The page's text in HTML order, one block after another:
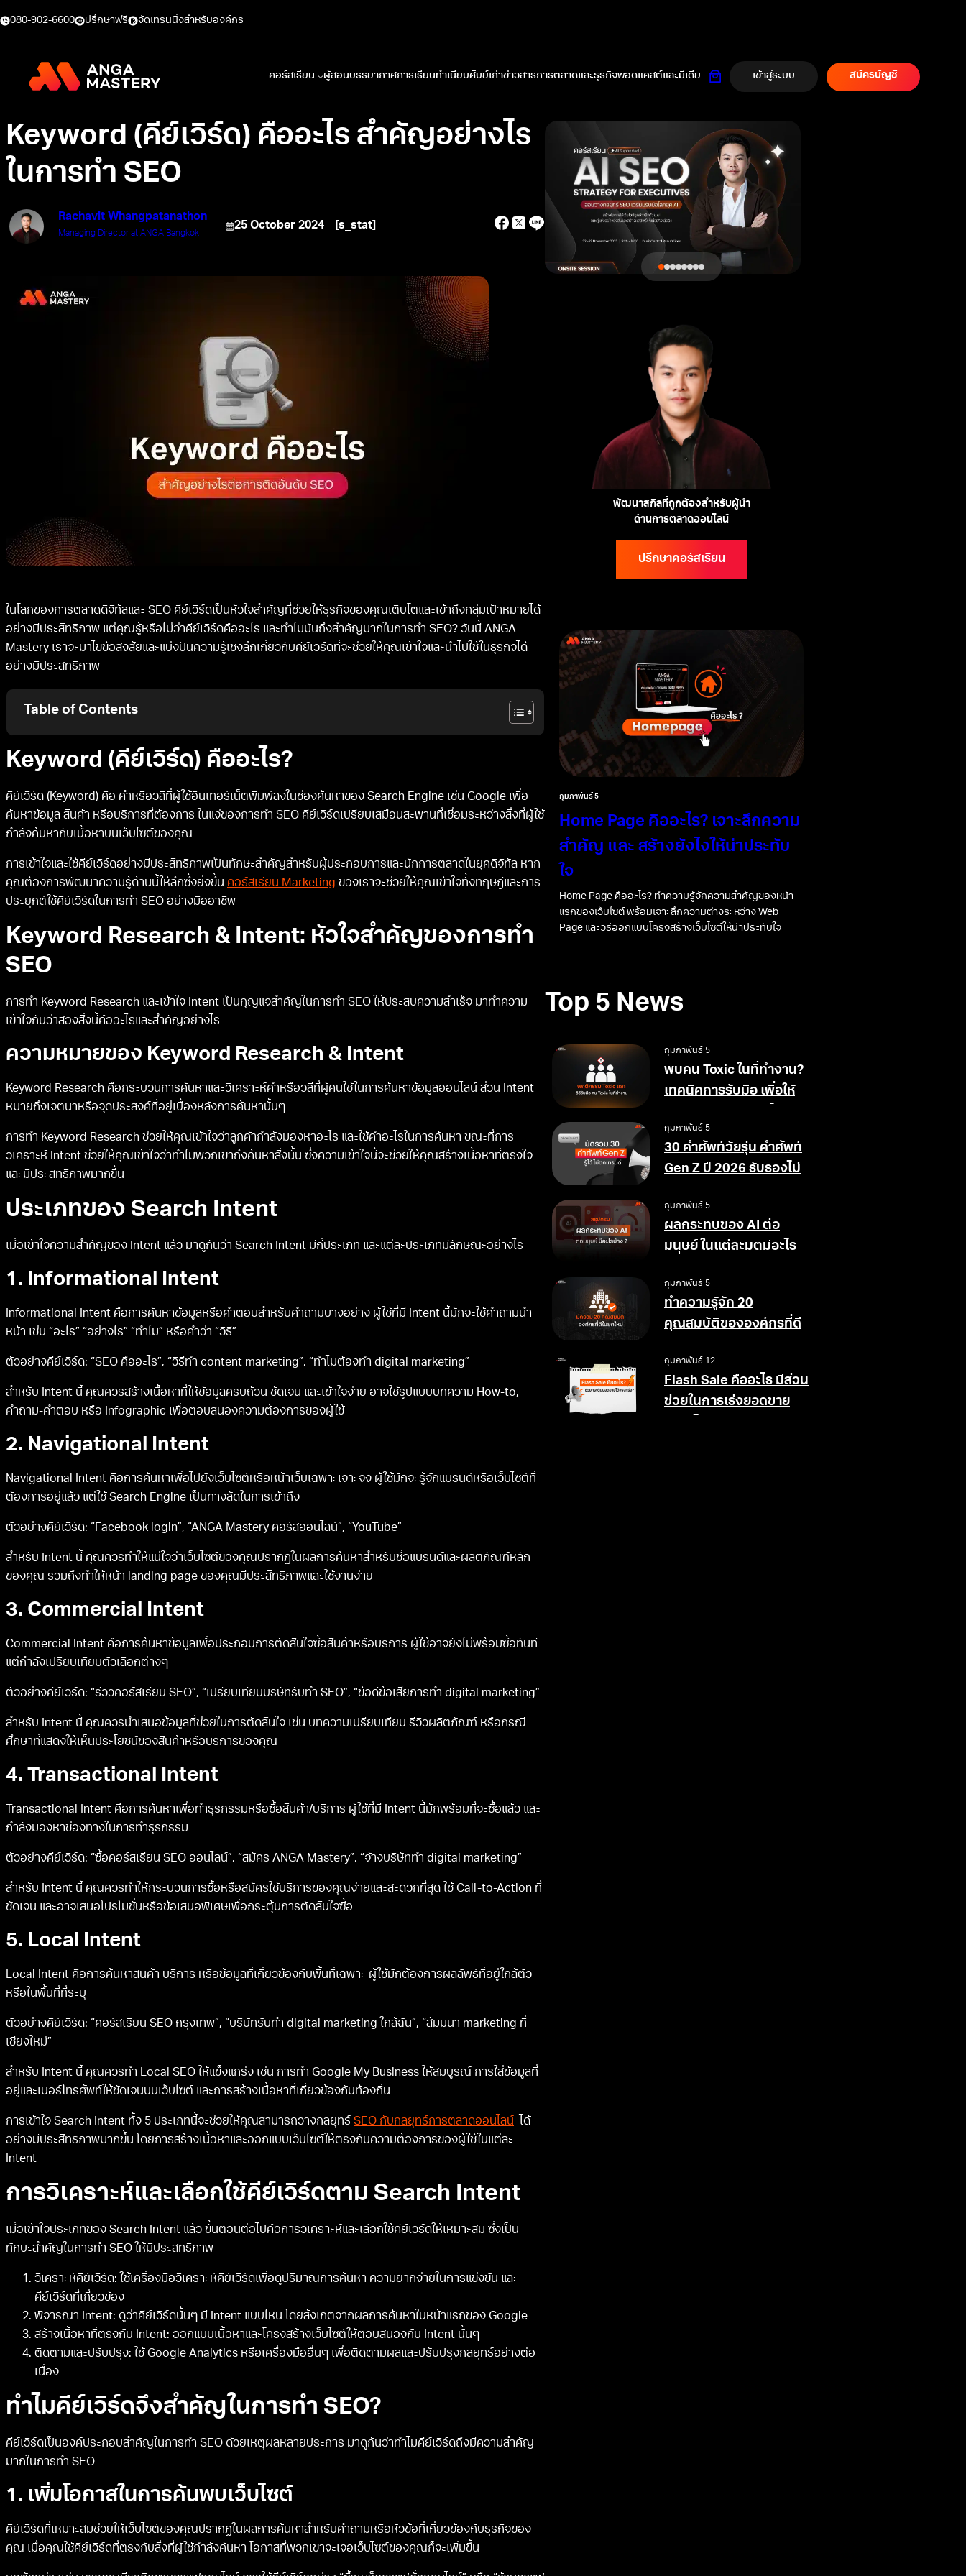
080-902-6600 ปรึกษาฟรี จัดเทรนนิ่งสำหรับองค์กร
คอร์สเรียน ผู้สอนบรรยากาศการเรียนทำเนียบศิษย์เก่าข่าวสารการตลาดและธุรกิจพอดแคสต์และมีเดีย เข้าสู่ระบบ สมัครบัญชี
Keyword (คีย์เวิร์ด) คืออะไร สำคัญอย่างไร
ในการทำ SEO
Rachavit Whangpatanathon
Managing Director at ANGA Bangkok
25 October 2024 [s_stat]
ในโลกของการตลาดดิจิทัลและ SEO คีย์เวิร์ดเป็นหัวใจสำคัญที่ช่วยให้ธุรกิจของคุณเติบโตและเข้าถึงกลุ่มเป้าหมายได้
อย่างมีประสิทธิภาพ แต่คุณรู้หรือไม่ว่าคีย์เวิร์ดคืออะไร และทำไมมันถึงสำคัญมากในการทำ SEO? วันนี้ ANGA
Mastery เราจะมาไขข้อสงสัยและแบ่งปันความรู้เชิงลึกเกี่ยวกับคีย์เวิร์ดที่จะช่วยให้คุณเข้าใจและนำไปใช้ในธุรกิจได้
อย่างมีประสิทธิภาพ
Table of Contents
Keyword (คีย์เวิร์ด) คืออะไร?
คีย์เวิร์ด (Keyword) คือ คำหรือวลีที่ผู้ใช้อินเทอร์เน็ตพิมพ์ลงในช่องค้นหาของ Search Engine เช่น Google เพื่อ
ค้นหาข้อมูล สินค้า หรือบริการที่ต้องการ ในแง่ของการทำ SEO คีย์เวิร์ดเปรียบเสมือนสะพานที่เชื่อมระหว่างสิ่งที่ผู้ใช้
กำลังค้นหากับเนื้อหาบนเว็บไซต์ของคุณ
การเข้าใจและใช้คีย์เวิร์ดอย่างมีประสิทธิภาพเป็นทักษะสำคัญสำหรับผู้ประกอบการและนักการตลาดในยุคดิจิทัล หาก
คุณต้องการพัฒนาความรู้ด้านนี้ให้ลึกซึ้งยิ่งขึ้น คอร์สเรียน Marketing ของเราจะช่วยให้คุณเข้าใจทั้งทฤษฎีและการ
ประยุกต์ใช้คีย์เวิร์ดในการทำ SEO อย่างมืออาชีพ
Keyword Research & Intent: หัวใจสำคัญของการทำ
SEO
การทำ Keyword Research และเข้าใจ Intent เป็นกุญแจสำคัญในการทำ SEO ให้ประสบความสำเร็จ มาทำความ
เข้าใจกันว่าสองสิ่งนี้คืออะไรและสำคัญอย่างไร
ความหมายของ Keyword Research & Intent
Keyword Research คือกระบวนการค้นหาและวิเคราะห์คำหรือวลีที่ผู้คนใช้ในการค้นหาข้อมูลออนไลน์ ส่วน Intent
หมายถึงเจตนาหรือจุดประสงค์ที่อยู่เบื้องหลังการค้นหานั้นๆ
การทำ Keyword Research ช่วยให้คุณเข้าใจว่าลูกค้ากำลังมองหาอะไร และใช้คำอะไรในการค้นหา ขณะที่การ
วิเคราะห์ Intent ช่วยให้คุณเข้าใจว่าทำไมพวกเขาถึงค้นหาสิ่งนั้น ซึ่งความเข้าใจนี้จะช่วยให้คุณสร้างเนื้อหาที่ตรงใจ
และมีประสิทธิภาพมากขึ้น
ประเภทของ Search Intent
เมื่อเข้าใจความสำคัญของ Intent แล้ว มาดูกันว่า Search Intent มีกี่ประเภท และแต่ละประเภทมีลักษณะอย่างไร
1. Informational Intent
Informational Intent คือการค้นหาข้อมูลหรือคำตอบสำหรับคำถามบางอย่าง ผู้ใช้ที่มี Intent นี้มักจะใช้คำถามนำ
หน้า เช่น “อะไร” “อย่างไร” “ทำไม” หรือคำว่า “วิธี”
ตัวอย่างคีย์เวิร์ด: “SEO คืออะไร”, “วิธีทำ content marketing”, “ทำไมต้องทำ digital marketing”
สำหรับ Intent นี้ คุณควรสร้างเนื้อหาที่ให้ข้อมูลครบถ้วน ชัดเจน และเข้าใจง่าย อาจใช้รูปแบบบทความ How-to,
คำถาม-คำตอบ หรือ Infographic เพื่อตอบสนองความต้องการของผู้ใช้
2. Navigational Intent
Navigational Intent คือการค้นหาเพื่อไปยังเว็บไซต์หรือหน้าเว็บเฉพาะเจาะจง ผู้ใช้มักจะรู้จักแบรนด์หรือเว็บไซต์ที่
ต้องการอยู่แล้ว แต่ใช้ Search Engine เป็นทางลัดในการเข้าถึง
ตัวอย่างคีย์เวิร์ด: “Facebook login”, “ANGA Mastery คอร์สออนไลน์”, “YouTube”
สำหรับ Intent นี้ คุณควรทำให้แน่ใจว่าเว็บไซต์ของคุณปรากฏในผลการค้นหาสำหรับชื่อแบรนด์และผลิตภัณฑ์หลัก
ของคุณ รวมถึงทำให้หน้า landing page ของคุณมีประสิทธิภาพและใช้งานง่าย
3. Commercial Intent
Commercial Intent คือการค้นหาข้อมูลเพื่อประกอบการตัดสินใจซื้อสินค้าหรือบริการ ผู้ใช้อาจยังไม่พร้อมซื้อทันที
แต่กำลังเปรียบเทียบตัวเลือกต่างๆ
ตัวอย่างคีย์เวิร์ด: “รีวิวคอร์สเรียน SEO”, “เปรียบเทียบบริษัทรับทำ SEO”, “ข้อดีข้อเสียการทำ digital marketing”
สำหรับ Intent นี้ คุณควรนำเสนอข้อมูลที่ช่วยในการตัดสินใจ เช่น บทความเปรียบเทียบ รีวิวผลิตภัณฑ์ หรือกรณี
ศึกษาที่แสดงให้เห็นประโยชน์ของสินค้าหรือบริการของคุณ
4. Transactional Intent
Transactional Intent คือการค้นหาเพื่อทำธุรกรรมหรือซื้อสินค้า/บริการ ผู้ใช้ที่มี Intent นี้มักพร้อมที่จะซื้อแล้ว และ
กำลังมองหาช่องทางในการทำธุรกรรม
ตัวอย่างคีย์เวิร์ด: “ซื้อคอร์สเรียน SEO ออนไลน์”, “สมัคร ANGA Mastery”, “จ้างบริษัททำ digital marketing”
สำหรับ Intent นี้ คุณควรทำให้กระบวนการซื้อหรือสมัครใช้บริการของคุณง่ายและสะดวกที่สุด ใช้ Call-to-Action ที่
ชัดเจน และอาจเสนอโปรโมชั่นหรือข้อเสนอพิเศษเพื่อกระตุ้นการตัดสินใจซื้อ
5. Local Intent
Local Intent คือการค้นหาสินค้า บริการ หรือข้อมูลที่เกี่ยวข้องกับพื้นที่เฉพาะ ผู้ใช้มักต้องการผลลัพธ์ที่อยู่ใกล้ตัว
หรือในพื้นที่ที่ระบุ
ตัวอย่างคีย์เวิร์ด: “คอร์สเรียน SEO กรุงเทพ”, “บริษัทรับทำ digital marketing ใกล้ฉัน”, “สัมมนา marketing ที่
เชียงใหม่”
สำหรับ Intent นี้ คุณควรทำ Local SEO ให้แข็งแกร่ง เช่น การทำ Google My Business ให้สมบูรณ์ การใส่ข้อมูลที่
อยู่และเบอร์โทรศัพท์ให้ชัดเจนบนเว็บไซต์ และการสร้างเนื้อหาที่เกี่ยวข้องกับท้องถิ่น
การเข้าใจ Search Intent ทั้ง 5 ประเภทนี้จะช่วยให้คุณสามารถวางกลยุทธ์ SEO กับกลยุทธ์การตลาดออนไลน์ ได้
อย่างมีประสิทธิภาพมากขึ้น โดยการสร้างเนื้อหาและออกแบบเว็บไซต์ให้ตรงกับความต้องการของผู้ใช้ในแต่ละ
Intent
การวิเคราะห์และเลือกใช้คีย์เวิร์ดตาม Search Intent
เมื่อเข้าใจประเภทของ Search Intent แล้ว ขั้นตอนต่อไปคือการวิเคราะห์และเลือกใช้คีย์เวิร์ดให้เหมาะสม ซึ่งเป็น
ทักษะสำคัญในการทำ SEO ให้มีประสิทธิภาพ
วิเคราะห์คีย์เวิร์ด: ใช้เครื่องมือวิเคราะห์คีย์เวิร์ดเพื่อดูปริมาณการค้นหา ความยากง่ายในการแข่งขัน และ
คีย์เวิร์ดที่เกี่ยวข้อง
พิจารณา Intent: ดูว่าคีย์เวิร์ดนั้นๆ มี Intent แบบไหน โดยสังเกตจากผลการค้นหาในหน้าแรกของ Google
สร้างเนื้อหาที่ตรงกับ Intent: ออกแบบเนื้อหาและโครงสร้างเว็บไซต์ให้ตอบสนองกับ Intent นั้นๆ
ติดตามและปรับปรุง: ใช้ Google Analytics หรือเครื่องมืออื่นๆ เพื่อติดตามผลและปรับปรุงกลยุทธ์อย่างต่อ
เนื่อง
ทำไมคีย์เวิร์ดจึงสำคัญในการทำ SEO?
คีย์เวิร์ดเป็นองค์ประกอบสำคัญในการทำ SEO ด้วยเหตุผลหลายประการ มาดูกันว่าทำไมคีย์เวิร์ดถึงมีความสำคัญ
มากในการทำ SEO
1. เพิ่มโอกาสในการค้นพบเว็บไซต์
คีย์เวิร์ดที่เหมาะสมช่วยให้เว็บไซต์ของคุณปรากฏในผลการค้นหาสำหรับคำถามหรือหัวข้อที่เกี่ยวข้องกับธุรกิจของ
คุณ เมื่อคุณใช้คีย์เวิร์ดที่ตรงกับสิ่งที่ผู้ใช้กำลังค้นหา โอกาสที่พวกเขาจะเจอเว็บไซต์ของคุณก็จะเพิ่มขึ้น
พัฒนาสกิลที่ถูกต้องสำหรับผู้นำ
ด้านการตลาดออนไลน์
ปรึกษาคอร์สเรียน
กุมภาพันธ์ 5
Home Page คืออะไร? เจาะลึกความ
สำคัญ และ สร้างยังไงให้น่าประทับ
ใจ
Home Page คืออะไร? ทำความรู้จักความสำคัญของหน้า
แรกของเว็บไซต์ พร้อมเจาะลึกความต่างระหว่าง Web
Page และวิธีออกแบบโครงสร้างเว็บไซต์ให้น่าประทับใจ
Top 5 News
กุมภาพันธ์ 5
พบคน Toxic ในที่ทำงาน?
เทคนิคการรับมือ เพื่อให้
กุมภาพันธ์ 5
30 คำศัพท์วัยรุ่น คำศัพท์
Gen Z ปี 2026 รับรองไม่
กุมภาพันธ์ 5
ผลกระทบของ AI ต่อ
มนุษย์ ในแต่ละมิติมีอะไร
กุมภาพันธ์ 5
ทำความรู้จัก 20
คุณสมบัติขององค์กรที่ดี
กุมภาพันธ์ 12
Flash Sale คืออะไร มีส่วน
ช่วยในการเร่งยอดขาย